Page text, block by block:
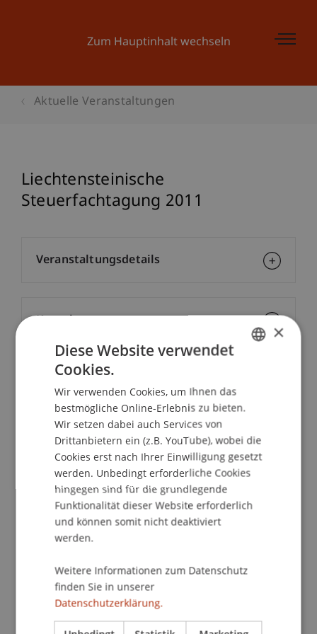
Zum Hauptinhalt wechseln
Aktuelle Veranstaltungen
Liechtensteinische
Steuerfachtagung 2011
BernhardBüchelWP
Dr. iur. MarcoFelder M.SC. M.B.L.-HSG LL.M.
Dr. Urs Gähwiler
Dr. Tanja Kirn
DDr. Patrick Knörzer
Dr. Alexander Linn
Heinz Nett
Dr. Thomas Nigg
Dr. iur. KlausTschütscherLL.M.
Prof. Dr. Martin Wenz
School/Professur:
Institut für Finanzdienstleistungen
Totalrevision des Liechtensteinischen
Veranstaltungsdetails
×
Diese Website verwendet
Cookies.
Wir verwenden Cookies, um Ihnen das
bestmögliche Online-Erlebnis zu bieten.
Wir setzen dabei auch Services von
Drittanbietern ein (z.B. YouTube), wobei die
Cookies erst nach Ihrer Einwilligung gesetzt
werden. Unbedingt erforderliche Cookies
hingegen sind für die grundlegende
Funktionalität dieser Website erforderlich
und können somit nicht deaktiviert
werden.
Weitere Informationen zum Datenschutz
finden Sie in unserer
Datenschutzerklärung.